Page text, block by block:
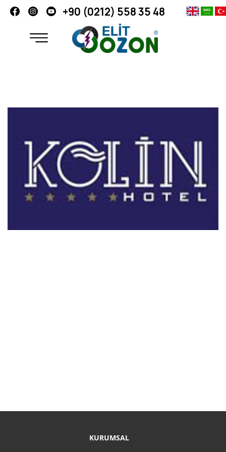
+90 (0212) 558 35 48
KURUMSAL